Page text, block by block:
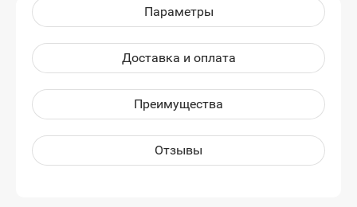
Параметры
Доставка и оплата
Преимущества
Отзывы